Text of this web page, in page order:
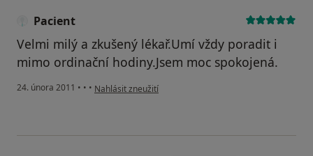
Pacient
Velmi milý a zkušený lékař.Umí vždy poradit i
mimo ordinační hodiny.Jsem moc spokojená.
24. února 2011 • • • podle názoru uživatele Pacient
Nahlásit zneužití